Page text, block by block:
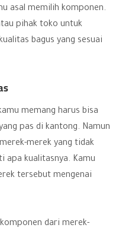
asal memilih komponen.
pihak toko untuk
bagus yang sesuai
memang harus bisa
pas di kantong. Namun
merek yang tidak
apa kualitasnya. Kamu
tersebut mengenai
dari merek-